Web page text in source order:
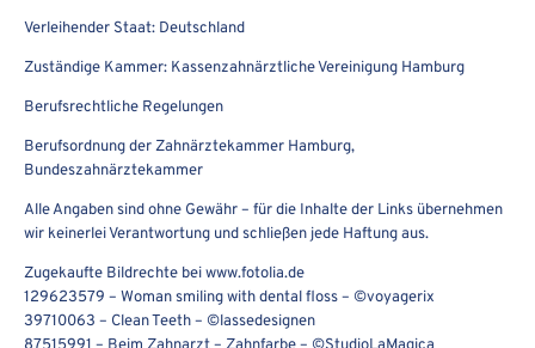
Verleihender Staat: Deutschland
Zuständige Kammer: Kassenzahnärztliche Vereinigung Hamburg
Berufsrechtliche Regelungen
Berufsordnung der Zahnärztekammer Hamburg,
Bundeszahnärztekammer
Alle Angaben sind ohne Gewähr – für die Inhalte der Links übernehmen
wir keinerlei Verantwortung und schließen jede Haftung aus.
Zugekaufte Bildrechte bei www.fotolia.de
129623579 – Woman smiling with dental floss – ©voyagerix
39710063 – Clean Teeth – ©lassedesignen